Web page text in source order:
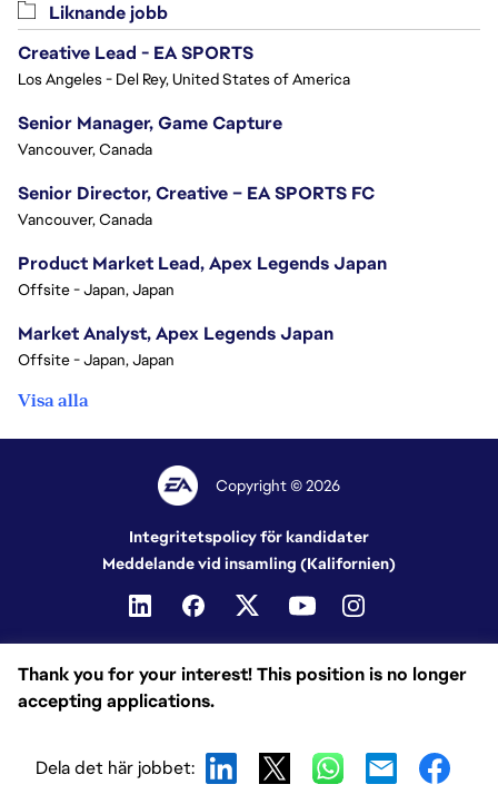
Thank you for your interest! This position is no longer
accepting applications.
Dela det här jobbet:
Liknande jobb
Creative Lead - EA SPORTS
Los Angeles - Del Rey, United States of America
Senior Manager, Game Capture
Vancouver, Canada
Senior Director, Creative – EA SPORTS FC
Vancouver, Canada
Product Market Lead, Apex Legends Japan
Offsite - Japan, Japan
Market Analyst, Apex Legends Japan
Offsite - Japan, Japan
Visa alla
Copyright © 2026
Integritetspolicy för kandidater
Meddelande vid insamling (Kalifornien)